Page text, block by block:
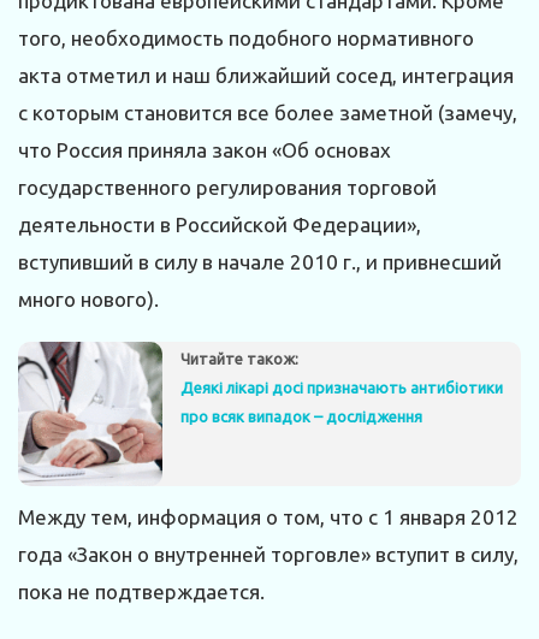
того, нeобходимость подобного нормативного
акта отметил и наш ближайший сосед, интеграция
с которым становится все более заметной (замечу,
что Россия приняла закон «Об основах
государственного регулирования торговой
деятельности в Российской Федерации»,
вступивший в силу в начале 2010 г., и привнесший
много нового).
Читайте також:
Деякі лікарі досі призначають антибіотики
про всяк випадок – дослідження
Между тем, информация о том, что с 1 января 2012
года «Закон о внутренней торговле» вступит в силу,
пока не подтверждается.